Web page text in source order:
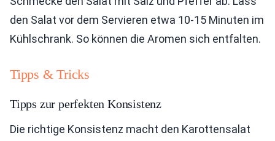
den Salat vor dem Servieren etwa 10-15 Minuten im
Kühlschrank. So können die Aromen sich entfalten.
Tipps & Tricks
Tipps zur perfekten Konsistenz
Die richtige Konsistenz macht den Karottensalat